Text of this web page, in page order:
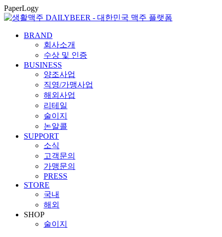
콘
텐
PaperLogy
BRAND
회사소개
수상 및 인증
BUSINESS
양조사업
직영/가맹사업
해외사업
리테일
술이지
논알콜
SUPPORT
소식
고객문의
가맹문의
PRESS
STORE
국내
해외
SHOP
술이지